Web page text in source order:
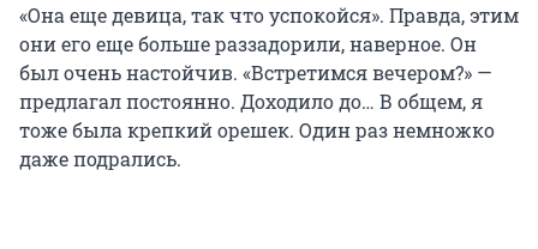
«Она еще девица, так что успокойся». Правда, этим
они его еще больше раззадорили, наверное. Он
был очень настойчив. «Встретимся вечером?» —
предлагал постоянно. Доходило до… В общем, я
тоже была крепкий орешек. Один раз немножко
даже подрались.